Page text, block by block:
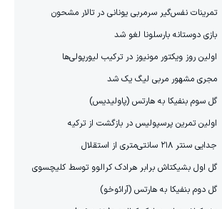
‏تمرینات نفس‌گیر سرمربی یونانی در تالار مشحون
بازی دوستانه بارسلونا لغو شد
اولین روز ویکتور مونیوز در ترکیب لیورپولی‌ها
مجری مشهور مربی لیگ یک شد
گل سوم بنفیکا به هارتس (پاولیدیس)
اولین تمرین پرسپولیس در بازگشت از ترکیه
جدایی سنتر ۲۱۸ سانتی‌متری از استقلال
گل اول بشیکتاش برابر هرادک کرالوو توسط کلیچسوی
گل دوم بنفیکا به هارتس (آرائوخو)